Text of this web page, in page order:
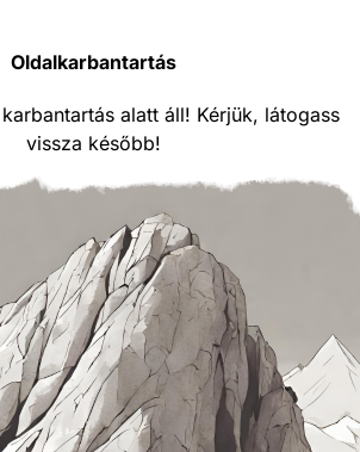
Oldalkarbantartás
alatt áll! Kérjük, látogass
vissza később!